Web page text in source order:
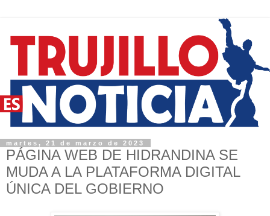
martes, 21 de marzo de 2023
PÁGINA WEB DE HIDRANDINA SE
MUDA A LA PLATAFORMA DIGITAL
ÚNICA DEL GOBIERNO